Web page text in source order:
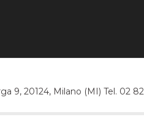
9, 20124, Milano (MI) Tel. 02